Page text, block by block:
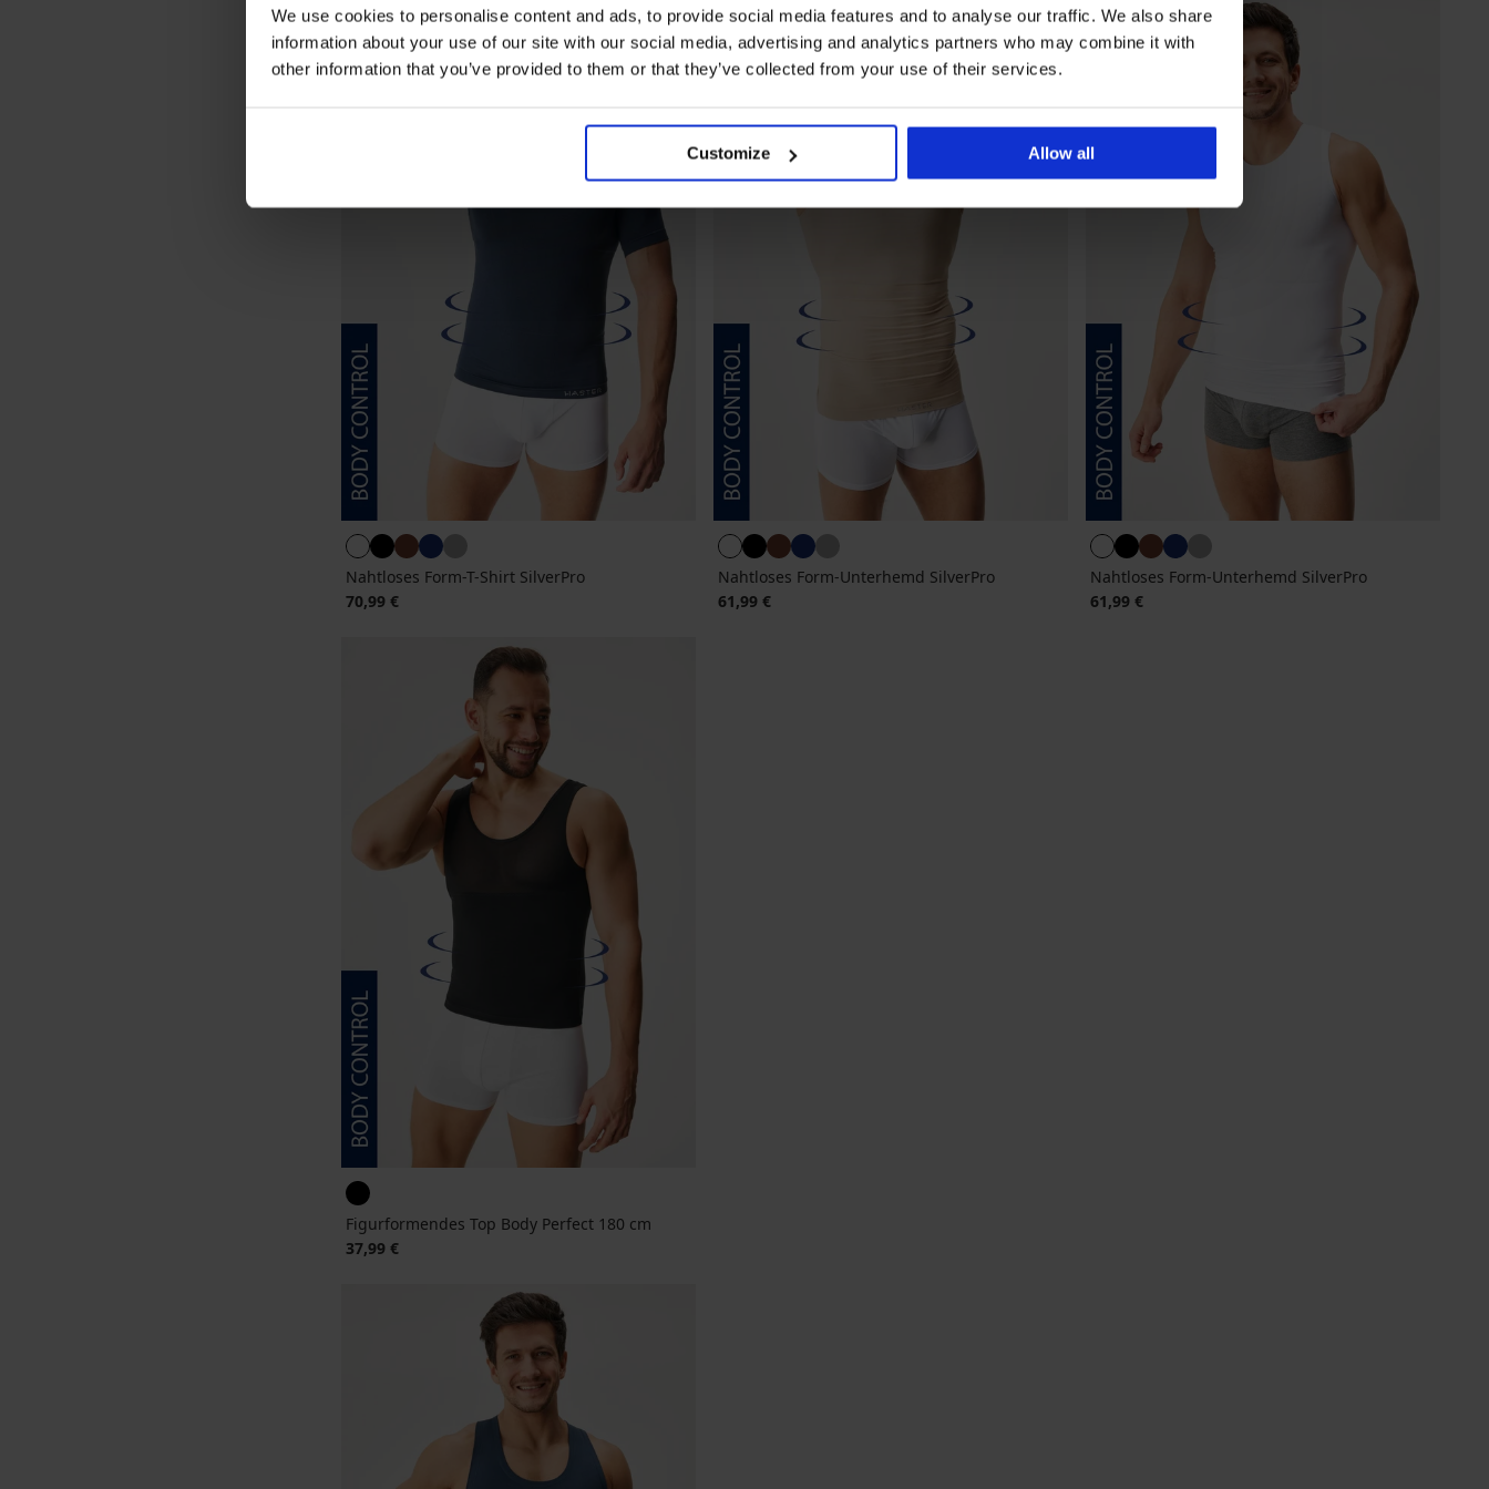
We use cookies to personalise content and ads, to provide social media features and to analyse our traffic. We also share
information about your use of our site with our social media, advertising and analytics partners who may combine it with
other information that you’ve provided to them or that they’ve collected from your use of their services.
Customize Allow all
Nahtloses Form-T-Shirt SilverPro
70,99 €
Nahtloses Form-Unterhemd SilverPro
61,99 €
Nahtloses Form-Unterhemd SilverPro
61,99 €
Figurformendes Top Body Perfect 180 cm
37,99 €